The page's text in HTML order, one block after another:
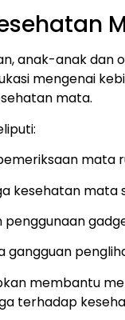
anak-anak dan
mengenai
mata.
mata
kesehatan mata
penggunaan
gangguan
membantu
terhadap